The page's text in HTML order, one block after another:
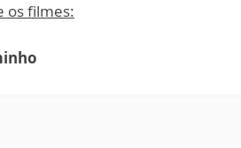
os filmes: